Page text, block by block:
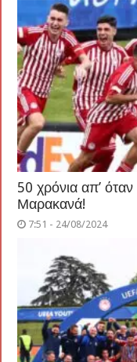
50 χρόνια απ’
Μαρακανά!
7:51 - 24/08/2024